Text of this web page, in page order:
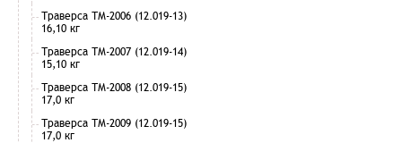
Траверса ТМ-2006 (12.019-13)
16,10 кг
Траверса ТМ-2007 (12.019-14)
15,10 кг
Траверса ТМ-2008 (12.019-15)
17,0 кг
Траверса ТМ-2009 (12.019-15)
17,0 кг